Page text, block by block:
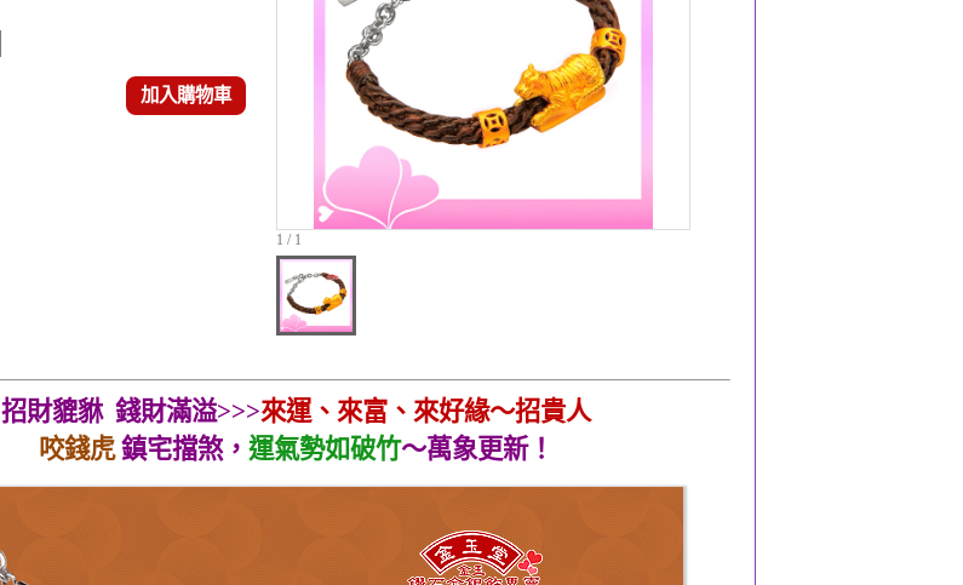
1 / 1
加入購物車
招財貔貅 錢財滿溢>>>來運、來富、來好緣～招貴人
咬錢虎鎮宅擋煞， 運氣勢如破竹～萬象更新！